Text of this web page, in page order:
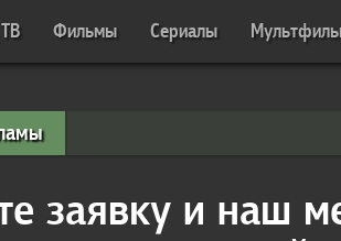
ТВ Фильмы Сериалы
заявку и наш